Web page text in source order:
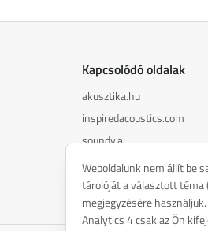
Kapcsolódó oldalak
akusztika.hu
inspiredacoustics.com
soundy.ai
irat.ai
Weboldalunk nem állít be
tárolóját a választott téma
megjegyzésére
Analytics 4 csak az Ön